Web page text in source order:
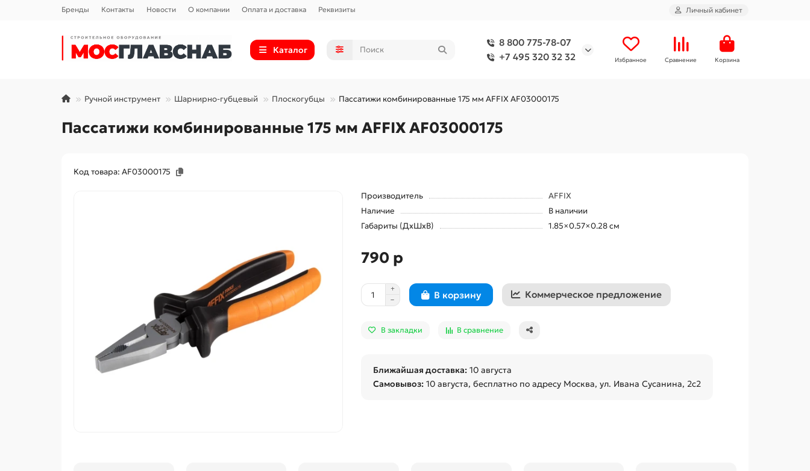
Бренды Контакты Новости О компании Оплата и доставка Реквизиты Личный кабинет
Каталог
8 800 775-78-07
+7 495 320 32 32
Избранное Сравнение Корзина
Ручной инструмент Шарнирно-губцевый Плоскогубцы Пассатижи комбинированные 175 мм AFFIX AF03000175
Пассатижи комбинированные 175 мм AFFIX AF03000175
Код товара: AF03000175
Производитель
AFFIX
Наличие
В наличии
Габариты (ДхШхВ)
1.85×0.57×0.28 см
790 р
В корзину Коммерческое предложение
В закладки В сравнение
Ближайшая доставка: 10 августа
Самовывоз: 10 августа, бесплатно по адресу Москва, ул. Ивана Сусанина, 2с2